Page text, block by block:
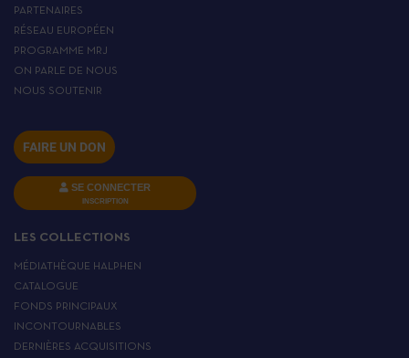
PARTENAIRES
RÉSEAU EUROPÉEN
PROGRAMME MRJ
ON PARLE DE NOUS
NOUS SOUTENIR
FAIRE UN DON
SE CONNECTER
INSCRIPTION
LES COLLECTIONS
MÉDIATHÈQUE HALPHEN
CATALOGUE
FONDS PRINCIPAUX
INCONTOURNABLES
DERNIÈRES ACQUISITIONS